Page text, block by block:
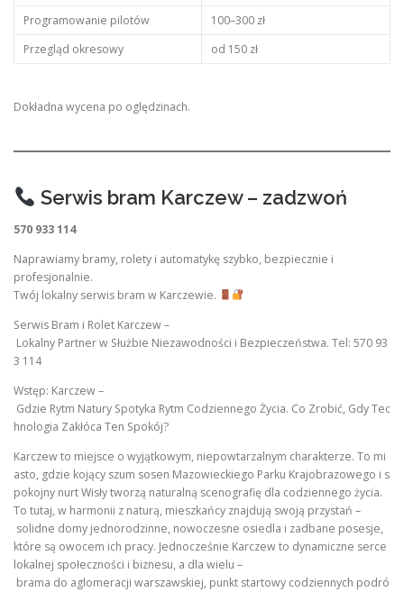
Programowanie pilotów
100–300 zł
Przegląd okresowy
od 150 zł
Dokładna wycena po oględzinach.
Serwis bram Karczew – zadzwoń
570 933 114
Naprawiamy bramy, rolety i automatykę szybko, bezpiecznie i
profesjonalnie.
Twój lokalny serwis bram w Karczewie.
Serwis Bram i Rolet Karczew –
Lokalny Partner w Służbie Niezawodności i Bezpieczeństwa. Tel: 570 93
3 114
Wstęp: Karczew –
Gdzie Rytm Natury Spotyka Rytm Codziennego Życia. Co Zrobić, Gdy Tec
hnologia Zakłóca Ten Spokój?
Karczew to miejsce o wyjątkowym, niepowtarzalnym charakterze. To mi
asto, gdzie kojący szum sosen Mazowieckiego Parku Krajobrazowego i s
pokojny nurt Wisły tworzą naturalną scenografię dla codziennego życia.
To tutaj, w harmonii z naturą, mieszkańcy znajdują swoją przystań –
solidne domy jednorodzinne, nowoczesne osiedla i zadbane posesje,
które są owocem ich pracy. Jednocześnie Karczew to dynamiczne serce
lokalnej społeczności i biznesu, a dla wielu –
brama do aglomeracji warszawskiej, punkt startowy codziennych podró